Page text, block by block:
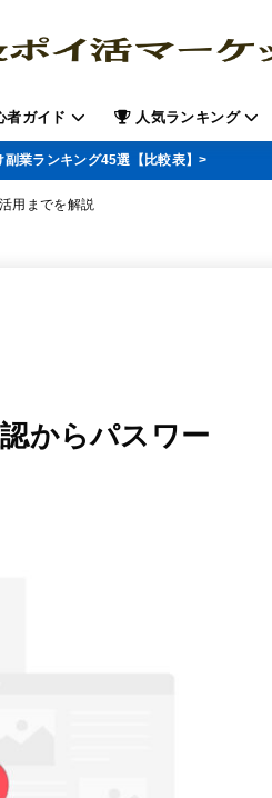
者ガイド 人気ランキング
業ランキング45選【比較表】>
用までを解説
からパスワー